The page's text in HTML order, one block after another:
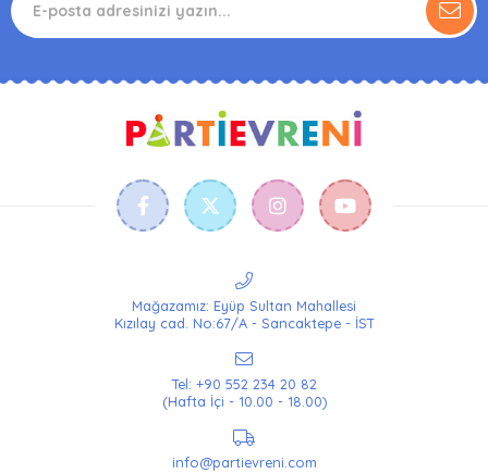
Mağazamız: Eyüp Sultan Mahallesi
Kızılay cad. No:67/A - Sancaktepe - İST
Tel: +90 552 234 20 82
(Hafta İçi - 10.00 - 18.00)
info@partievreni.com